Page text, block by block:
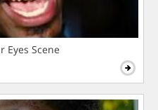
Eyes Scene